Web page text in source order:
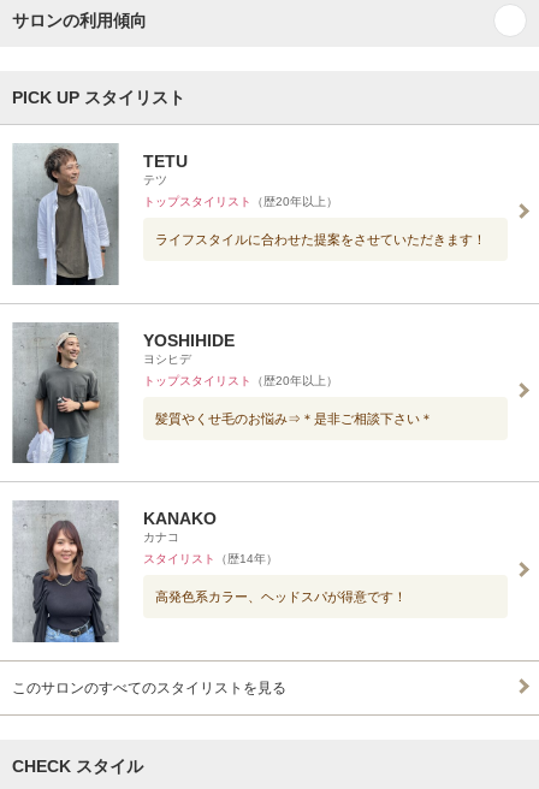
サロンの利用傾向
PICK UP スタイリスト
TETU
テツ
トップスタイリスト
（歴20年以上）
ライフスタイルに合わせた提案をさせていただきます！
YOSHIHIDE
ヨシヒデ
トップスタイリスト
（歴20年以上）
髪質やくせ毛のお悩み⇒＊是非ご相談下さい＊
KANAKO
カナコ
スタイリスト
（歴14年）
高発色系カラー、ヘッドスパが得意です！
このサロンのすべてのスタイリストを見る
CHECK スタイル